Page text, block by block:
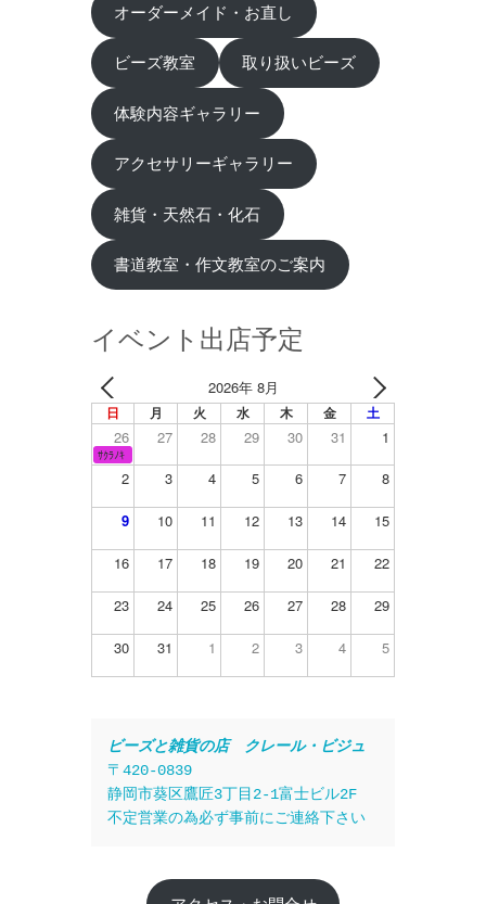
オーダーメイド・お直し
ビーズ教室 取り扱いビーズ
体験内容ギャラリー
アクセサリーギャラリー
雑貨・天然石・化石
書道教室・作文教室のご案内
イベント出店予定
2026年 8月
日 月 火 水 木 金 土
26 27 28 29 30 31 1
ｻｸﾗﾉｷ
2 3 4 5 6 7 8
9 10 11 12 13 14 15
16 17 18 19 20 21 22
23 24 25 26 27 28 29
30 31 1 2 3 4 5
ビーズと雑貨の店　クレール・ビジュ
〒420-0839
静岡市葵区鷹匠3丁目2-1富士ビル2F
不定営業の為必ず事前にご連絡下さい